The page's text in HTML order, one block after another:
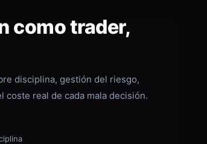
como trader,
disciplina, gestión del riesgo,
coste real de cada mala decisión.